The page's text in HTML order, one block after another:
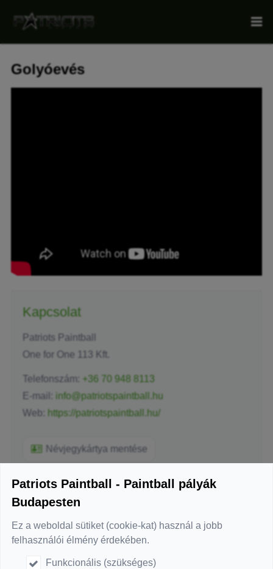
Golyóevés
Kapcsolat
Patriots Paintball
One for One 113 Kft.
Telefonszám: +36 70 948 8113
E-mail:
info@patriotspaintball.hu
Web:
https://patriotspaintball.hu/
Névjegykártya mentése
Üzenetküldés
-
Név
Patriots Paintball - Paintball pályák
Budapesten
Ez a weboldal sütiket (cookie-kat) használ a jobb
felhasználói élmény érdekében.
Funkcionális (szükséges)